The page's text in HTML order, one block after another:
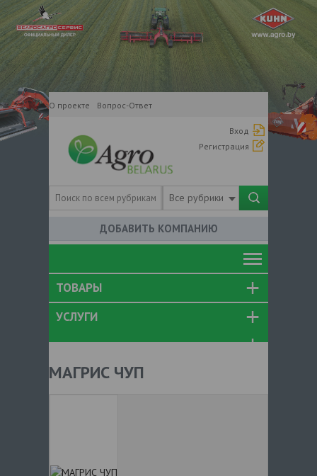
О проекте Вопрос-Ответ
Вход
Регистрация
Все рубрики
ДОБАВИТЬ КОМПАНИЮ
ТОВАРЫ
УСЛУГИ
МАГРИС ЧУП